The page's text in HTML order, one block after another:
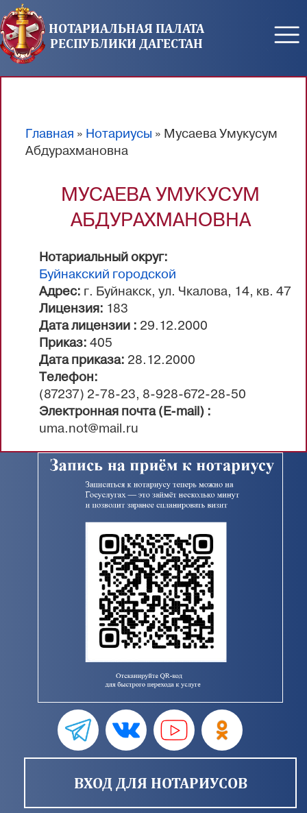
Перейти к основному содержанию
НОТАРИАЛЬНАЯ ПАЛАТА
РЕСПУБЛИКИ ДАГЕСТАН
Вы здесь
Главная » Нотариусы » Мусаева Умукусум
Абдурахмановна
МУСАЕВА УМУКУСУМ
АБДУРАХМАНОВНА
Нотариальный округ:
Буйнакский городской
Адрес: г. Буйнакск, ул. Чкалова, 14, кв. 47
Лицензия: 183
Дата лицензии : 29.12.2000
Приказ: 405
Дата приказа: 28.12.2000
Телефон:
(87237) 2-78-23, 8-928-672-28-50
Электронная почта (E-mail) :
uma.not@mail.ru
ВХОД ДЛЯ НОТАРИУСОВ